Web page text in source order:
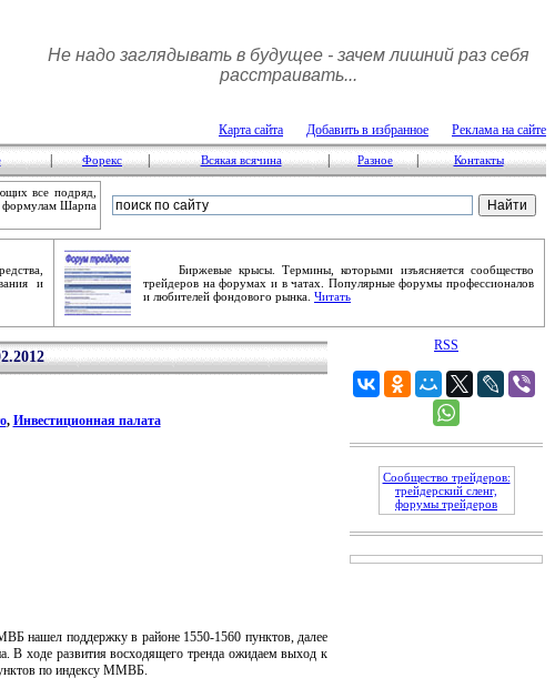
Не надо заглядывать в будущее - зачем лишний раз себя
расстpаивать...
Карта сайта Добавить в избранное Реклама на сайте
Форекс Всякая всячина Разное Контакты
все подряд,
формулам Шарпа
и
Биржевые крысы. Термины, которыми изъясняется сообщество
трейдеров на форумах и в чатах. Популярные форумы профессионалов
и любителей фондового рынка. Читать
, Инвестиционная палата
нашел поддержку в районе 1550-1560 пунктов, далее
В ходе развития восходящего тренда ожидаем выход к
по индексу ММВБ.
RSS
Сообщество трейдеров:
трейдерский сленг,
форумы трейдеров